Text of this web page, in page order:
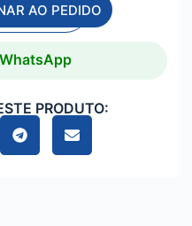
AO PEDIDO
PRODUTO: